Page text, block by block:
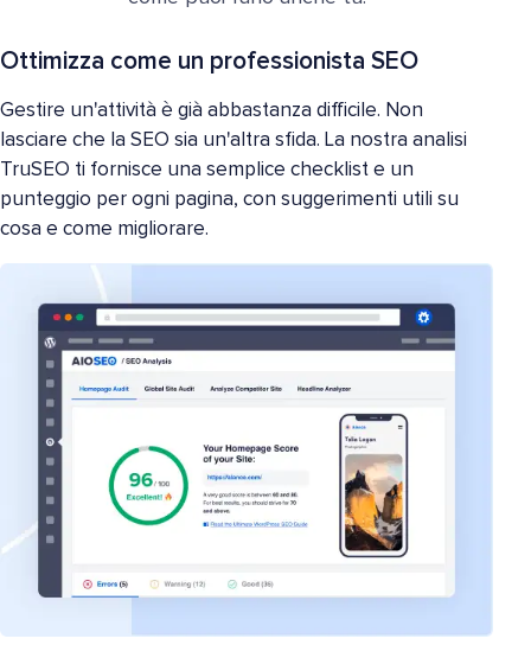
Ottimizza come un professionista SEO
Gestire un'attività è già abbastanza difficile. Non
lasciare che la SEO sia un'altra sfida. La nostra analisi
TruSEO ti fornisce una semplice checklist e un
punteggio per ogni pagina, con suggerimenti utili su
cosa e come migliorare.